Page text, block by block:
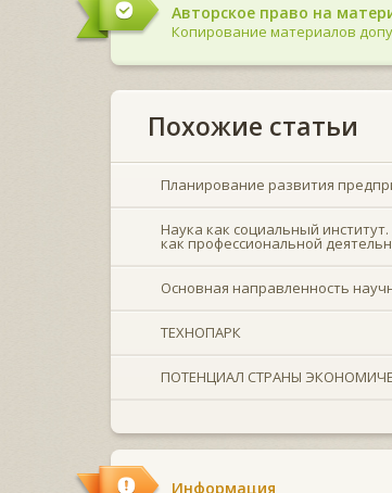
Авторское право на
Копирование материалов
Похожие статьи
Планирование развития
Наука как социальный
как профессиональной
Основная направленность
ТЕХНОПАРК
ПОТЕНЦИАЛ СТРАНЫ
Информация